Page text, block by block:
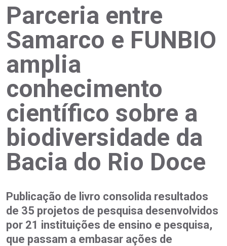
Parceria entre
Samarco e FUNBIO
amplia
conhecimento
científico sobre a
biodiversidade da
Bacia do Rio Doce
Publicação de livro consolida resultados
de 35 projetos de pesquisa desenvolvidos
por 21 instituições de ensino e pesquisa,
que passam a embasar ações de